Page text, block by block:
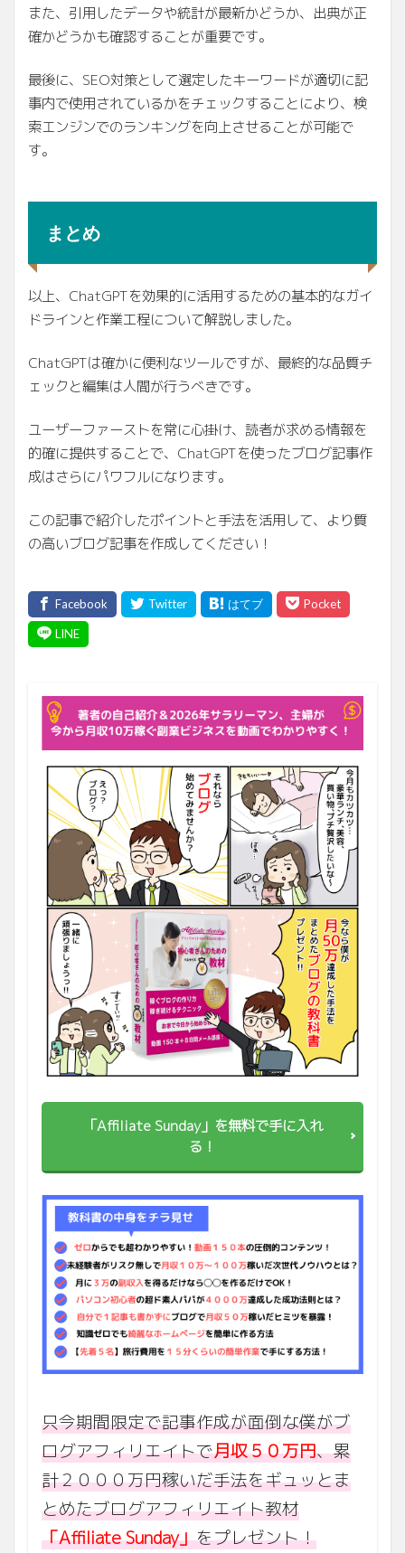
また、引用したデータや統計が最新かどうか、出典が正
確かどうかも確認することが重要です。
最後に、SEO対策として選定したキーワードが適切に記
事内で使用されているかをチェックすることにより、検
索エンジンでのランキングを向上させることが可能で
す。
まとめ
以上、ChatGPTを効果的に活用するための基本的なガイ
ドラインと作業工程について解説しました。
ChatGPTは確かに便利なツールですが、最終的な品質チ
ェックと編集は人間が行うべきです。
ユーザーファーストを常に心掛け、読者が求める情報を
的確に提供することで、ChatGPTを使ったブログ記事作
成はさらにパワフルになります。
この記事で紹介したポイントと手法を活用して、より質
の高いブログ記事を作成してください！
「Affiliate Sunday」を無料で手に入れ
る！
只今期間限定で記事作成が面倒な僕がブ
ログアフィリエイトで月収５０万円、累
計２０００万円稼いだ手法をギュッとま
とめたブログアフィリエイト教材
「Affiliate Sunday」をプレゼント！